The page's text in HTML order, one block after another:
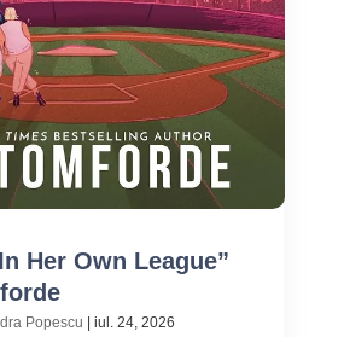
Her Own League”
Popescu | iul. 24, 2026